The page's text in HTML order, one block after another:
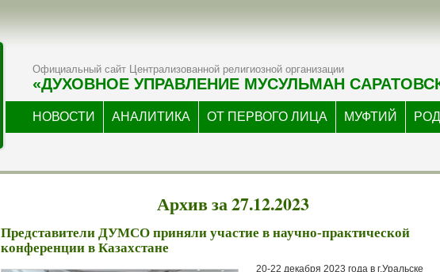
Официальный сайт Централизованной религиозной организации
«ДУХОВНОЕ УПРАВЛЕНИЕ МУСУЛЬМАН
НОВОСТИ АНАЛИТИКА ОТ ПЕРВОГО ЛИЦА МУФТИЙ
Архив за 27.12.2023
Представители ДУМСО приняли участие в научно-практической
конференции в Казахстане
20-22 декабря 2023 года в г.Уральске